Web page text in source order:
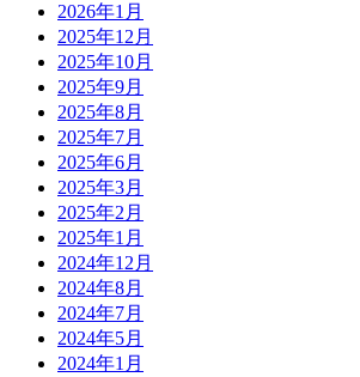
2026年1月
2025年12月
2025年10月
2025年9月
2025年8月
2025年7月
2025年6月
2025年3月
2025年2月
2025年1月
2024年12月
2024年8月
2024年7月
2024年5月
2024年1月